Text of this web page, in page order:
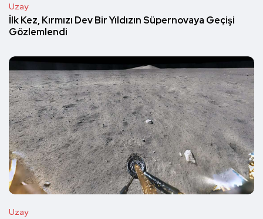
Uzay
İlk Kez, Kırmızı Dev Bir Yıldızın Süpernovaya Geçişi
Gözlemlendi
Uzay